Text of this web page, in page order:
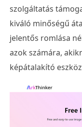
szolgáltatás
kiváló minőségű
jelentős romlása
azok számára,
képátalakító